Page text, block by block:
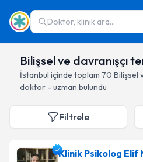
Doktor, klinik ara...
Bilişsel ve davranışçı
İstanbul içinde toplam 70 Bilişsel
doktor - uzman bulundu
Filtrele
Klinik Psikolog Elif